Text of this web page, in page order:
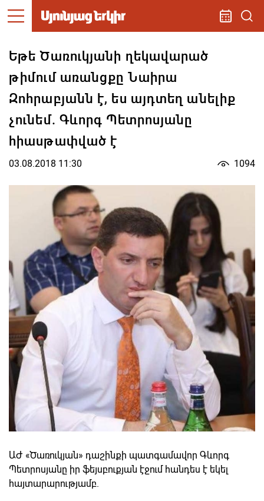
Եթե Ծառուկյանի ղեկավարած
թիմում առանցքը Նաիրա
Զոհրաբյանն է, ես այդտեղ անելիք
չունեմ. Գևորգ Պետրոսյանը
հիասթափված է
03.08.2018 11:30 1094
ԱԺ «Ծառուկյան» դաշինքի պատգամավոր Գևորգ
Պետրոսյանը իր ֆեյսբուքյան էջում հանդես է եկել
հայտարարությամբ.